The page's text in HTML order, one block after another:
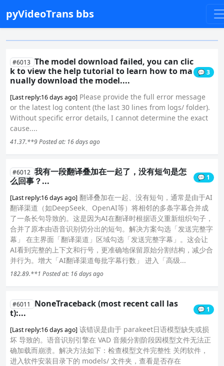
pyVideoTrans bbs
#6013 The model download failed, you can clic
k to view the help tutorial to learn how to ma
nually download the model....
💬 3
[Last reply:16 days ago] Please provide the full error message
or the latest log content (the last 30 lines from logs/ folder).
Without specific error details, I cannot determine the exact
cause....
41.37.**9Posted at: 16 days ago
#6012 我有一段翻译叠加在一起了，没有短句是怎
么回事？...
💬 1
[Last reply:16 days ago] 翻译叠加在一起、没有短句，通常是由于AI
翻译渠道（如DeepSeek、OpenAI等）将相邻的多条字幕合并成
了一条长句导致的。这是因为AI在翻译时根据语义重新组织句子，
合并了原本由语音识别切分出的短句。解决方案勾选「发送完整字
幕」 在主界面「翻译渠道」区域勾选「发送完整字幕」。这会让
AI看到完整的上下文和行号，更准确地保留原始分割结构，减少合
并行为。增大「AI翻译渠道每批字幕行数」 进入「高级...
182.89.**1 Posted at: 16 days ago
#6011
NoneTraceback (most recent call las
t):...
💬 1
[Last reply:16 days ago] 该错误是由于 parakeet日语模型缺失或损
坏 导致的。语音识别引擎在 VAD 音频分割阶段因模型文件无法正
确加载而崩溃。解决方法如下：检查模型文件完整性 关闭软件，
进入软件安装目录下的 models/ 文件夹，查看是否存在